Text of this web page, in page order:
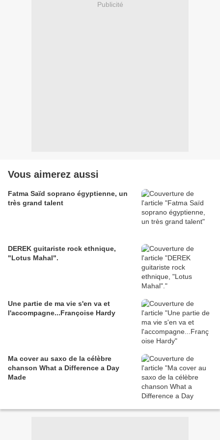
Publicité
Vous aimerez aussi
Fatma Saïd soprano égyptienne, un
très grand talent
DEREK guitariste rock ethnique,
"Lotus Mahal".
Une partie de ma vie s'en va et
l'accompagne...Françoise Hardy
Ma cover au saxo de la célèbre
chanson What a Difference a Day
Made